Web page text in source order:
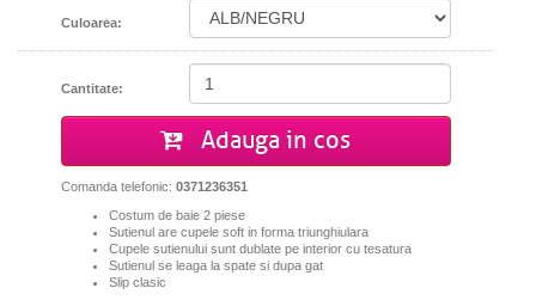
Culoarea:
Cantitate:
Adauga in cos
Comanda telefonic: 0371236351
Costum de baie 2 piese
Sutienul are cupele soft in forma triunghiulara
Cupele sutienului sunt dublate pe interior cu tesatura
Sutienul se leaga la spate si dupa gat
Slip clasic